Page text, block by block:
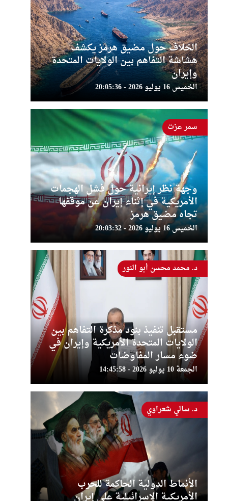
الخلاف حول مضيق هرمز يكشف
هشاشة التفاهم بين الولايات المتحدة
وإيران
الخميس 16 يوليو 2026 - 20:05:36
وجهة نظر إيرانية حول فشل الهجمات
الأمريكية في إثناء إيران عن موقفها
تجاه مضيق هرمز
الخميس 16 يوليو 2026 - 20:03:32
سمر عزت
مستقبل تنفيذ بنود مذكرة التفاهم بين
الولايات المتحدة الأمريكية وإيران في
ضوء مسار المفاوضات
الجمعة 10 يوليو 2026 - 14:45:58
د. محمد محسن أبو النور
الأنماط الدولية الحاكمة للحرب
الأمريكية الإسرائيلية على إيران
د. سالي شعراوي